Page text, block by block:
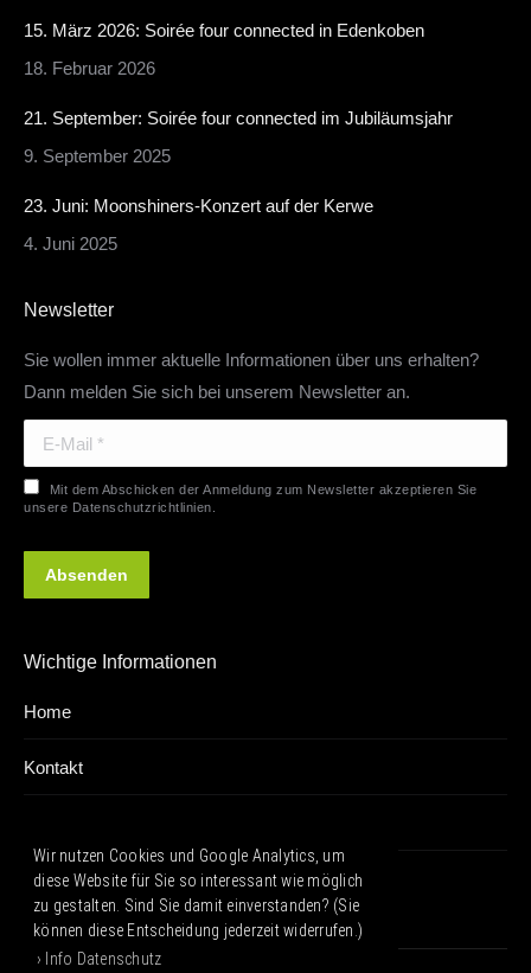
Wir nutzen Cookies und Google Analytics, um
diese Website für Sie so interessant wie möglich
zu gestalten. Sind Sie damit einverstanden? (Sie
können diese Entscheidung jederzeit widerrufen.)
› Info Datenschutz
in
window
15. März 2026: Soirée four connected in Edenkoben
18. Februar 2026
21. September: Soirée four connected im Jubiläumsjahr
9. September 2025
23. Juni: Moonshiners-Konzert auf der Kerwe
4. Juni 2025
Newsletter
Sie wollen immer aktuelle Informationen über uns erhalten?
Dann melden Sie sich bei unserem Newsletter an.
E-Mail *
Mit dem Abschicken der Anmeldung zum Newsletter akzeptieren Sie
unsere Datenschutzrichtlinien.
Absenden
Wichtige Informationen
Home
Kontakt
Datenschutz